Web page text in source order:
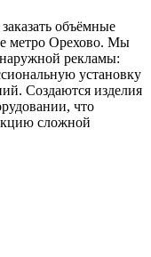
объёмные
метро Орехово. Мы
рекламы:
установку
Создаются изделия
что
сложной